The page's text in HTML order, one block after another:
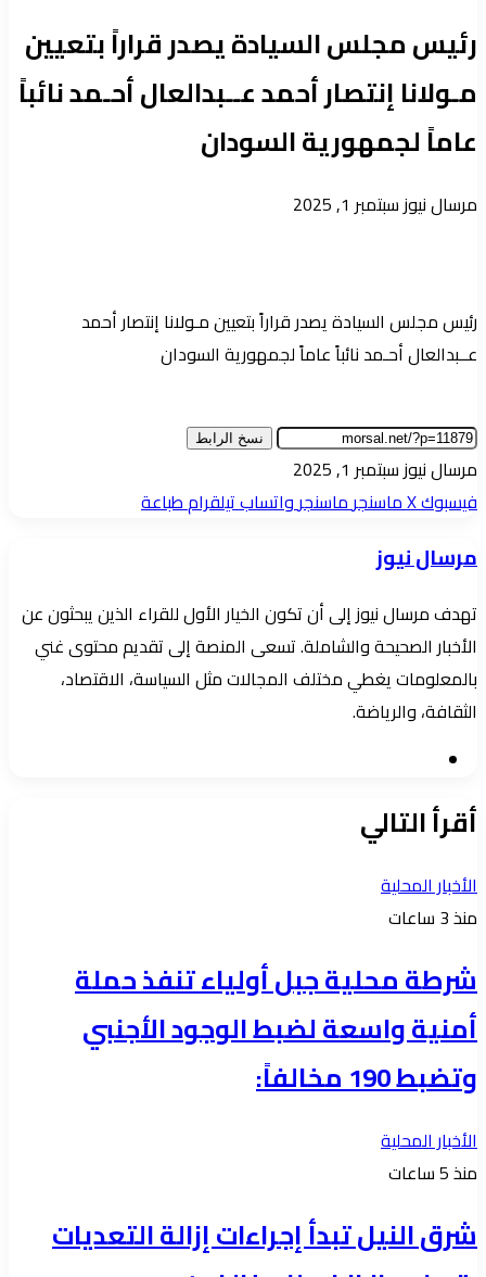
رئيس مجلس السيادة يصدر قراراً بتعيين
مـولانا إنتصار أحمد عــبدالعال أحـمد نائباً
عاماً لجمهورية السودان
مرسال نيوزأرسل
سبتمبر 1, 2025
رئيس مجلس السيادة يصدر قراراً بتعيين مـولانا إنتصار أحمد
عــبدالعال أحـمد نائباً عاماً لجمهورية السودان
نسخ الرابط
مرسال نيوزأرسل
بريدا
سبتمبر 1, 2025
فيسبوك‫Xماسنجرماسنجرواتسابتيلقرامطباعة
مرسال نيوز
تهدف مرسال نيوز إلى أن تكون الخيار الأول للقراء الذين يبحثون عن
الأخبار الصحيحة والشاملة. تسعى المنصة إلى تقديم محتوى غني
بالمعلومات يغطي مختلف المجالات مثل السياسة، الاقتصاد،
الثقافة، والرياضة.
أقرأ التالي
الأخبار المحلية
منذ 3 ساعات
شرطة محلية جبل أولياء تنفذ حملة
أمنية واسعة لضبط الوجود الأجنبي
وتضبط 190 مخالفاً:
الأخبار المحلية
منذ 5 ساعات
شرق النيل تبدأ إجراءات إزالة التعديات